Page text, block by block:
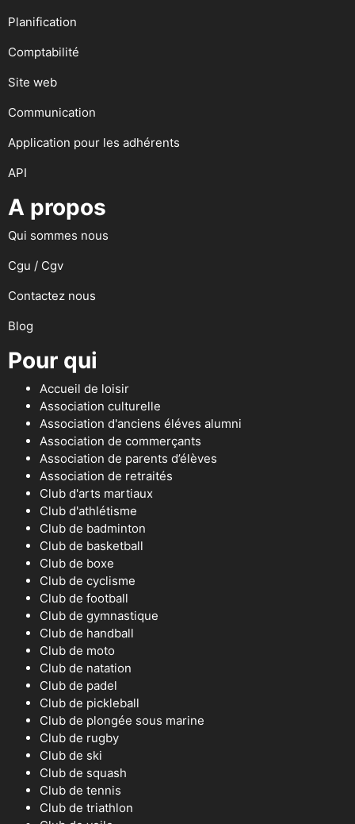
Planification
Comptabilité
Site web
Communication
Application pour les adhérents
API
A propos
Qui sommes nous
Cgu / Cgv
Contactez nous
Blog
Pour qui
Accueil de loisir
Association culturelle
Association d'anciens éléves alumni
Association de commerçants
Association de parents d’élèves
Association de retraités
Club d'arts martiaux
Club d'athlétisme
Club de badminton
Club de basketball
Club de boxe
Club de cyclisme
Club de football
Club de gymnastique
Club de handball
Club de moto
Club de natation
Club de padel
Club de pickleball
Club de plongée sous marine
Club de rugby
Club de ski
Club de squash
Club de tennis
Club de triathlon